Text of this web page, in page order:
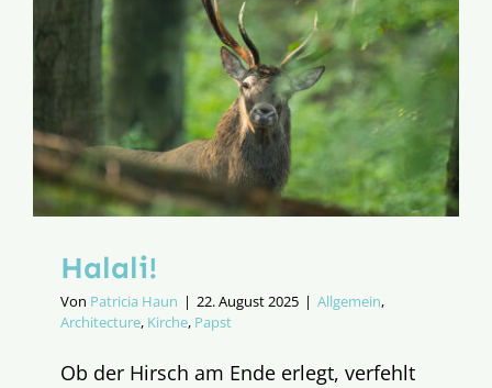
Halali!
Von Patricia Haun | 22. August 2025 | Allgemein,
Architecture, Kirche, Papst
Ob der Hirsch am Ende erlegt, verfehlt